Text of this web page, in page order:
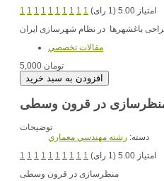
1 1 1 1 1 1 1 1 1 1
امتیاز 5.00 (1 رای)
طراحی باغشهرها در نظام شهرسازی ایران
مقالات تخصصي
5,000 تومان
در قرون وسطی
توضیحات
دسته: رشته مهندسي معماري
1 1 1 1 1 1 1 1 1 1
امتیاز 5.00 (1 رای)